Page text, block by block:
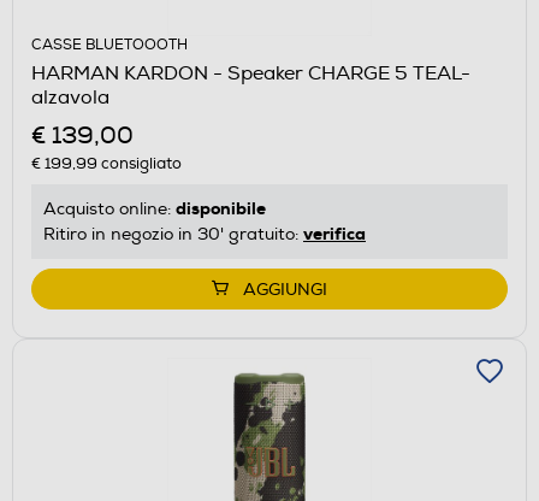
CASSE BLUETOOOTH
HARMAN KARDON - Speaker CHARGE 5 TEAL-
alzavola
€ 139,00
€ 199,99 consigliato
Acquisto online: disponibile
Ritiro in negozio in 30' gratuito: verifica
AGGIUNGI